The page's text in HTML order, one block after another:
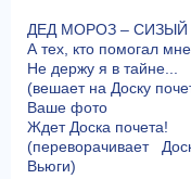
ДЕД МОРОЗ –
А тех, кто помогал мне,
Не держу я в тайне...
(вешает на Доску
Ваше фото
Ждет Доска почета!
(переворачивает
Вьюги)